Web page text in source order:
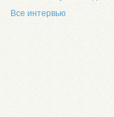
Все интервью